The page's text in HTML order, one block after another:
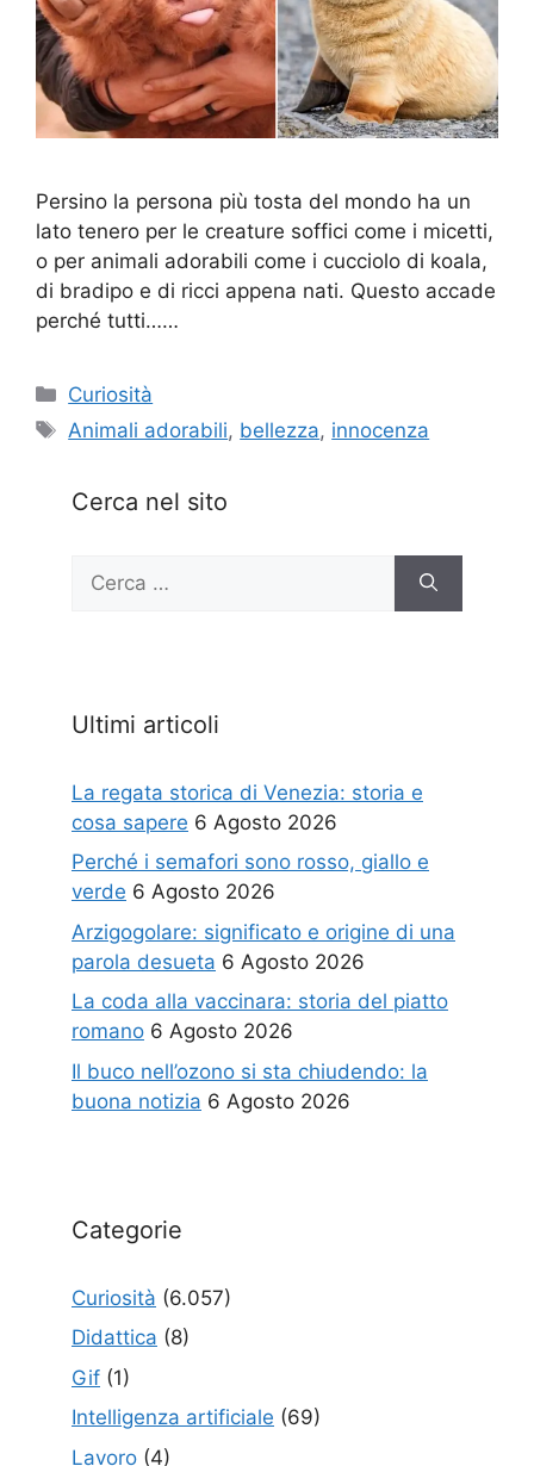
Persino la persona più tosta del mondo ha un
lato tenero per le creature soffici come i micetti,
o per animali adorabili come i cucciolo di koala,
di bradipo e di ricci appena nati. Questo accade
perché tutti……
Categorie
Curiosità
Tag
Animali adorabili, bellezza, innocenza
Cerca nel sito
per:
Ultimi articoli
La regata storica di Venezia: storia e
cosa sapere 6 Agosto 2026
Perché i semafori sono rosso, giallo e
verde 6 Agosto 2026
Arzigogolare: significato e origine di una
parola desueta 6 Agosto 2026
La coda alla vaccinara: storia del piatto
romano 6 Agosto 2026
Il buco nell’ozono si sta chiudendo: la
buona notizia 6 Agosto 2026
Categorie
Curiosità (6.057)
Didattica (8)
Gif (1)
Intelligenza artificiale (69)
Lavoro (4)